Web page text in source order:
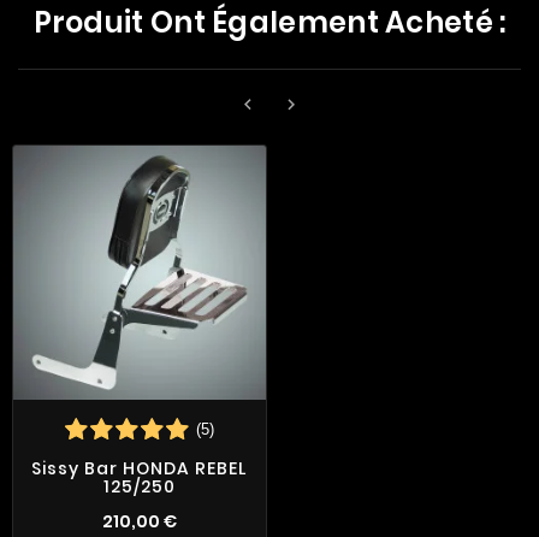
Produit Ont Également Acheté :
 
(5)
Sissy Bar HONDA REBEL
125/250
210,00 €